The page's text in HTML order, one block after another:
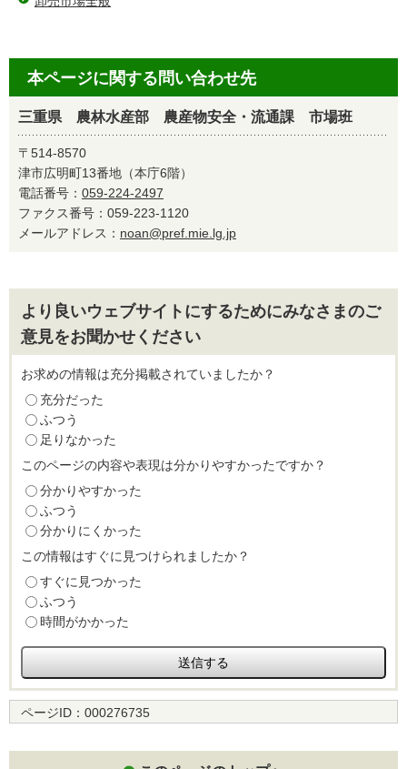
本ページに関する問い合わせ先
三重県 農林水産部 農産物安全・流通課 市場班
〒514-8570
津市広明町13番地（本庁6階）
電話番号： 059-224-2497
ファクス番号：059-223-1120
メールアドレス： noan@pref.mie.lg.jp
より良いウェブサイトにするためにみなさまのご
意見をお聞かせください
お求めの情報は充分掲載されていましたか？
充分だった
ふつう
足りなかった
このページの内容や表現は分かりやすかったですか？
分かりやすかった
ふつう
分かりにくかった
この情報はすぐに見つけられましたか？
すぐに見つかった
ふつう
時間がかかった
ページID： 000276735